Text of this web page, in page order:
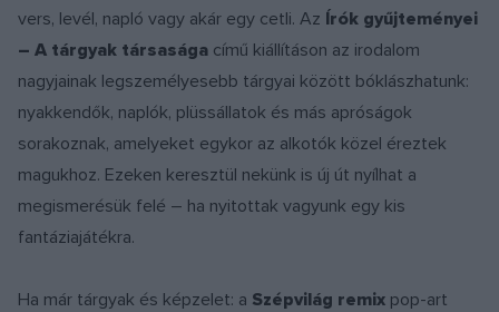
vers, levél, napló vagy akár egy cetli. Az Írók gyűjteményei
– A tárgyak társasága című kiállításon az irodalom
nagyjainak legszemélyesebb tárgyai között bóklászhatunk:
nyakkendők, naplók, plüssállatok és más apróságok
sorakoznak, amelyeket egykor az alkotók közel éreztek
magukhoz. Ezeken keresztül nekünk is új út nyílhat a
megismerésük felé – ha nyitottak vagyunk egy kis
fantáziajátékra.
Ha már tárgyak és képzelet: a Szépvilág remix pop-art